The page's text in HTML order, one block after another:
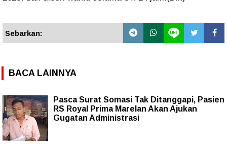
Sebarkan:
BACA LAINNYA
Pasca Surat Somasi Tak Ditanggapi, Pasien
RS Royal Prima Marelan Akan Ajukan
Gugatan Administrasi